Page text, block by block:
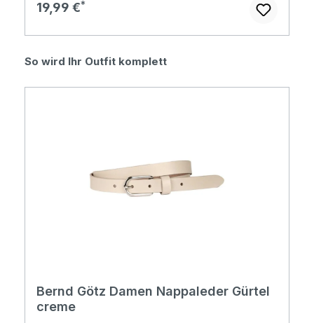
Regulärer Preis:
19,99 €
Produktgalerie überspringen
So wird Ihr Outfit komplett
Bernd Götz Damen Nappaleder Gürtel
creme